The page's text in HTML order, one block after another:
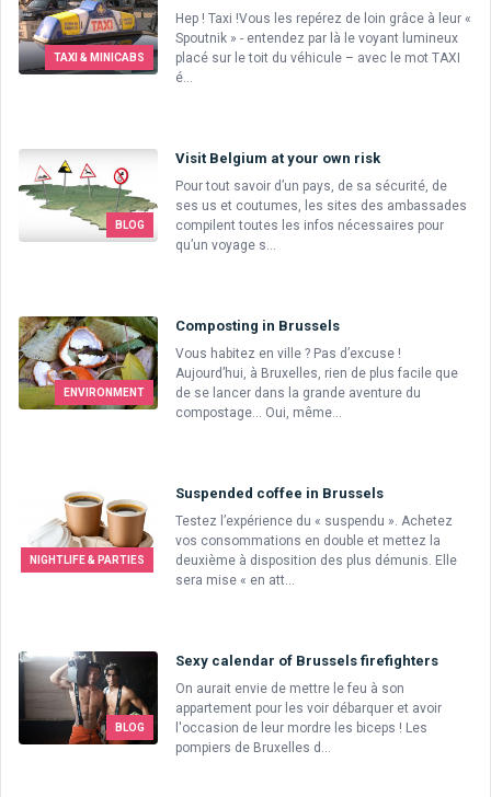
TAXI & MINICABS
Hep ! Taxi !Vous les repérez de loin grâce à leur «
Spoutnik » - entendez par là le voyant lumineux
placé sur le toit du véhicule – avec le mot TAXI
é...
BLOG
Visit Belgium at your own risk
Pour tout savoir d’un pays, de sa sécurité, de
ses us et coutumes, les sites des ambassades
compilent toutes les infos nécessaires pour
qu’un voyage s...
ENVIRONMENT
Composting in Brussels
Vous habitez en ville ? Pas d’excuse !
Aujourd’hui, à Bruxelles, rien de plus facile que
de se lancer dans la grande aventure du
compostage… Oui, même...
NIGHTLIFE & PARTIES
Suspended coffee in Brussels
Testez l’expérience du « suspendu ». Achetez
vos consommations en double et mettez la
deuxième à disposition des plus démunis. Elle
sera mise « en att...
BLOG
Sexy calendar of Brussels firefighters
On aurait envie de mettre le feu à son
appartement pour les voir débarquer et avoir
l'occasion de leur mordre les biceps ! Les
pompiers de Bruxelles d...